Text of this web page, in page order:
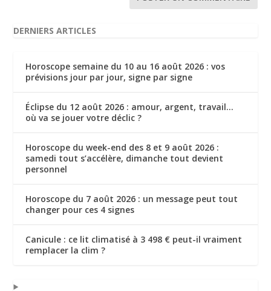
DERNIERS ARTICLES
Horoscope semaine du 10 au 16 août 2026 : vos
prévisions jour par jour, signe par signe
Éclipse du 12 août 2026 : amour, argent, travail…
où va se jouer votre déclic ?
Horoscope du week-end des 8 et 9 août 2026 :
samedi tout s’accélère, dimanche tout devient
personnel
Horoscope du 7 août 2026 : un message peut tout
changer pour ces 4 signes
Canicule : ce lit climatisé à 3 498 € peut-il vraiment
remplacer la clim ?